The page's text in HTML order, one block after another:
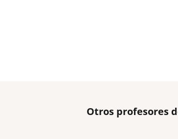
Otros profesores